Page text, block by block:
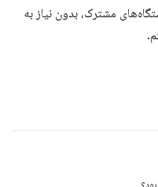
مشترک، بدون نیاز به